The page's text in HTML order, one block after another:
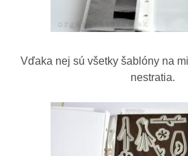
Vďaka nej sú všetky šablóny na
nestratia.